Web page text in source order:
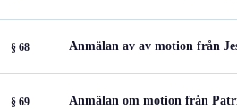
§ 68 Anmälan av av motion från
§ 69 Anmälan om motion från